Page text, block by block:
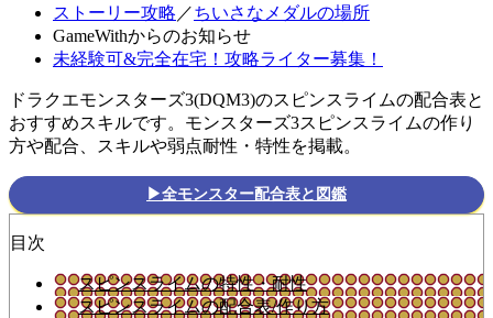
ストーリー攻略 ／ちいさなメダルの場所
GameWithからのお知らせ
未経験可&完全在宅！攻略ライター募集！
ドラクエモンスターズ3(DQM3)のスピンスライムの配合表と
おすすめスキルです。モンスターズ3スピンスライムの作り
方や配合、スキルや弱点耐性・特性を掲載。
▶全モンスター配合表と図鑑
目次
スピンスライムの特性・耐性
スピンスライムの配合表/作り方